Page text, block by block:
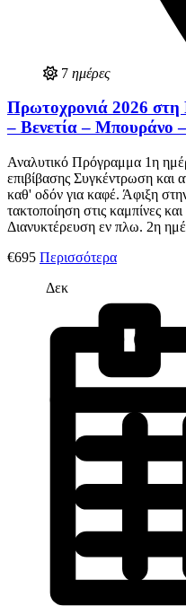
7 ημέρες
Πρωτοχρονιά 2026
– Βενετία – Μπουράνο
Αναλυτικό Πρόγραμμα 1η
επιβίβασης Συγκέντρωση και
καθ' οδόν για καφέ. Άφιξη
τακτοποίηση στις καμπίνες
Διανυκτέρευση εν πλω. 2η
€695 Περισσότερα
Δεκ